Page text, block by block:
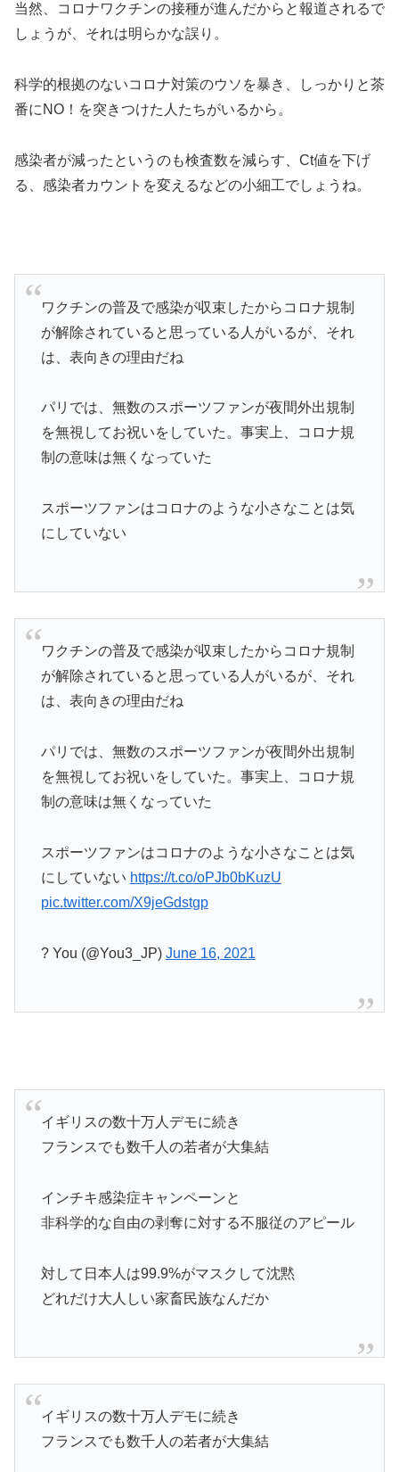
当然、コロナワクチンの接種が進んだからと報道されるで
しょうが、それは明らかな誤り。
科学的根拠のないコロナ対策のウソを暴き、しっかりと茶
番にNO！を突きつけた人たちがいるから。
感染者が減ったというのも検査数を減らす、Ct値を下げ
る、感染者カウントを変えるなどの小細工でしょうね。
ワクチンの普及で感染が収束したからコロナ規制
が解除されていると思っている人がいるが、それ
は、表向きの理由だね
パリでは、無数のスポーツファンが夜間外出規制
を無視してお祝いをしていた。事実上、コロナ規
制の意味は無くなっていた
スポーツファンはコロナのような小さなことは気
にしていない
ワクチンの普及で感染が収束したからコロナ規制
が解除されていると思っている人がいるが、それ
は、表向きの理由だね
パリでは、無数のスポーツファンが夜間外出規制
を無視してお祝いをしていた。事実上、コロナ規
制の意味は無くなっていた
スポーツファンはコロナのような小さなことは気
にしていない https://t.co/oPJb0bKuzU
pic.twitter.com/X9jeGdstgp
? You (@You3_JP) June 16, 2021
イギリスの数十万人デモに続き
フランスでも数千人の若者が大集結
インチキ感染症キャンペーンと
非科学的な自由の剥奪に対する不服従のアピール
対して日本人は99.9%がマスクして沈黙
どれだけ大人しい家畜民族なんだか
イギリスの数十万人デモに続き
フランスでも数千人の若者が大集結